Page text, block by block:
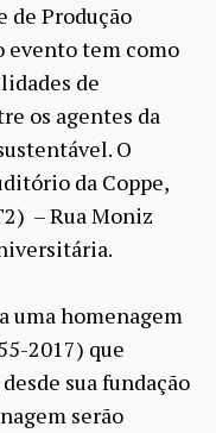
de Produção
evento tem como
de
os agentes da
O
da Coppe,
– Rua Moniz
uma homenagem
2017) que
sua fundação
serão